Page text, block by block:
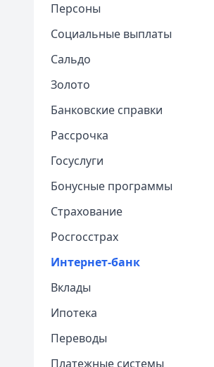
Персоны
Социальные выплаты
Сальдо
Золото
Банковские справки
Рассрочка
Госуслуги
Бонусные программы
Страхование
Росгосстрах
Интернет-банк
Вклады
Ипотека
Переводы
Платежные системы